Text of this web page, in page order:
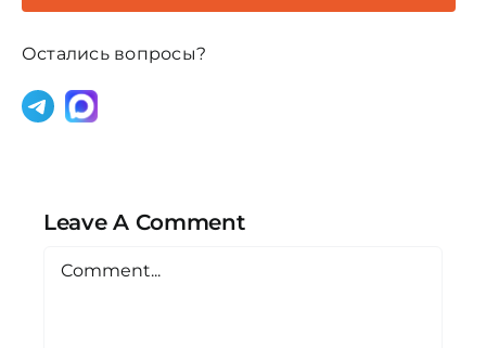
эссенция
Остались вопросы?
Leave A Comment
Comment